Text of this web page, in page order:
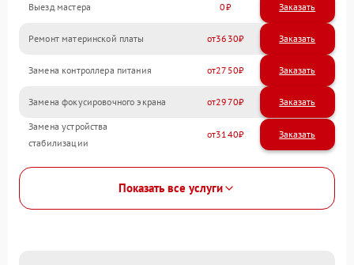
Выезд мастера 0 Заказать
Ремонт материнской платы 3630
Замена контроллера питания 2750
Замена фокусировочного экрана 2970
Замена устройства
стабилизации
3140
Показать все услуги